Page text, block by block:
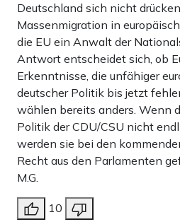
Deutschland sich nicht
Massenmigration in
die EU ein Anwalt der
Antwort entscheidet sich, ob
Erkenntnisse, die unfähiger
deutscher Politik bis jetzt
wählen bereits anders. Wenn
Politik der CDU/CSU nicht
werden sie bei den
Recht aus den Parlamenten
M.G.
10